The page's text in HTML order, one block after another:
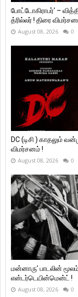
போட்டோகிராபர்' –
த்ரில்லர் ! திரை
August 08, 2026 0
DC (டிசி ) காதலும்
விமர்சனம் !
August 08, 2026 0
மன்னாரு’ பாடலின்
என்டர்டெயின்மென்ட் !
August 08, 2026 0